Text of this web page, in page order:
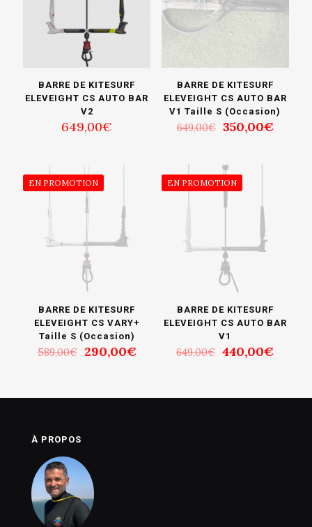
BARRE DE KITESURF
ELEVEIGHT CS AUTO BAR
V2
649,00€
BARRE DE KITESURF
ELEVEIGHT CS AUTO BAR
V1 Taille S (Occasion)
649,00€ Le
était :
649,00€.
350,00€Le
EN PROMOTION
BARRE DE KITESURF
ELEVEIGHT CS VARY+
Taille S (Occasion)
589,00€
Le
290,00€Le
EN PROMOTION
BARRE DE KITESURF
ELEVEIGHT CS AUTO BAR
V1
649,00€ Le
440,00€Le
À PROPOS